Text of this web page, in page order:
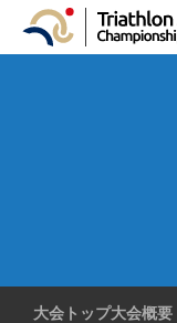
大会トップ大会概要